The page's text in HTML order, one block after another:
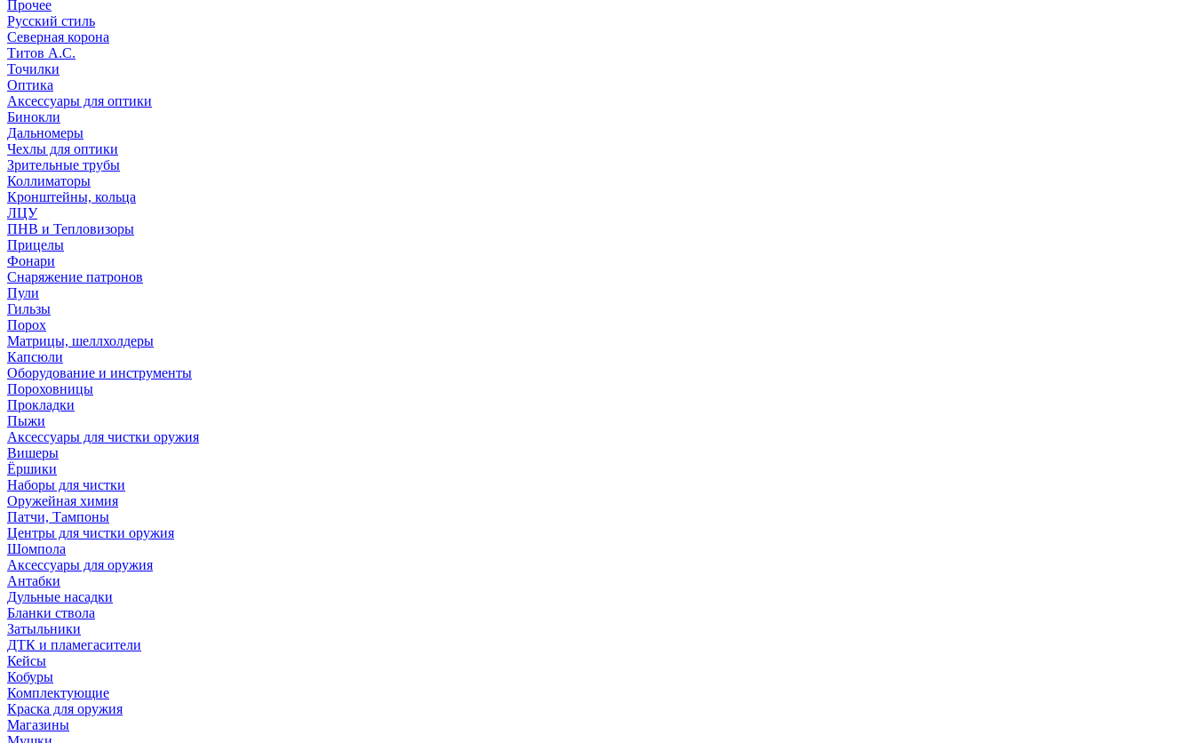
Прочее
Русский стиль
Северная корона
Титов А.С.
Точилки
Оптика
Аксессуары для оптики
Бинокли
Дальномеры
Чехлы для оптики
Зрительные трубы
Коллиматоры
Кронштейны, кольца
ЛЦУ
ПНВ и Тепловизоры
Прицелы
Фонари
Снаряжение патронов
Пули
Гильзы
Порох
Матрицы, шеллхолдеры
Капсюли
Оборудование и инструменты
Пороховницы
Прокладки
Пыжи
Аксессуары для чистки оружия
Вишеры
Ёршики
Наборы для чистки
Оружейная химия
Патчи, Тампоны
Центры для чистки оружия
Шомпола
Аксессуары для оружия
Антабки
Дульные насадки
Бланки ствола
Затыльники
ДТК и пламегасители
Кейсы
Кобуры
Комплектующие
Краска для оружия
Магазины